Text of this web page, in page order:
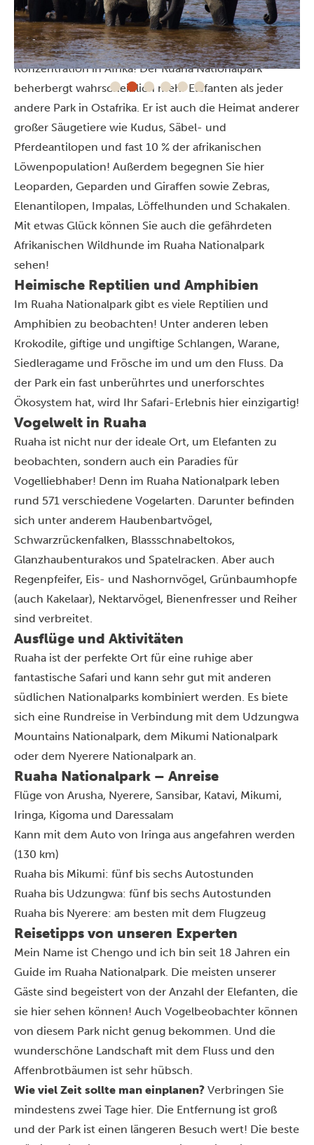
Tierwelt im Ruaha Nationalpark
Ruaha hat eine riesige Population afrikanischer
Elefanten. Einige halten diese für die größte
Konzentration in Afrika! Der Ruaha Nationalpark
beherbergt wahrscheinlich mehr Elefanten als jeder
andere Park in Ostafrika. Er ist auch die Heimat anderer
großer Säugetiere wie Kudus, Säbel- und
Pferdeantilopen und fast 10 % der afrikanischen
Löwenpopulation! Außerdem begegnen Sie hier
Leoparden, Geparden und Giraffen sowie Zebras,
Elenantilopen, Impalas, Löffelhunden und Schakalen.
Mit etwas Glück können Sie auch die gefährdeten
Afrikanischen Wildhunde im Ruaha Nationalpark
sehen!
Heimische Reptilien und Amphibien
Im Ruaha Nationalpark gibt es viele Reptilien und
Amphibien zu beobachten! Unter anderen leben
Krokodile, giftige und ungiftige Schlangen, Warane,
Siedleragame und Frösche im und um den Fluss. Da
der Park ein fast unberührtes und unerforschtes
Ökosystem hat, wird Ihr Safari-Erlebnis hier einzigartig!
Vogelwelt in Ruaha
Ruaha ist nicht nur der ideale Ort, um Elefanten zu
beobachten, sondern auch ein Paradies für
Vogelliebhaber! Denn im Ruaha Nationalpark leben
rund 571 verschiedene Vogelarten. Darunter befinden
sich unter anderem Haubenbartvögel,
Schwarzrückenfalken, Blassschnabeltokos,
Glanzhaubenturakos und Spatelracken. Aber auch
Regenpfeifer, Eis- und Nashornvögel, Grünbaumhopfe
(auch Kakelaar), Nektarvögel, Bienenfresser und Reiher
sind verbreitet.
Ausflüge und Aktivitäten
Ruaha ist der perfekte Ort für eine ruhige aber
fantastische Safari und kann sehr gut mit anderen
südlichen Nationalparks kombiniert werden. Es biete
sich eine Rundreise in Verbindung mit dem Udzungwa
Mountains Nationalpark, dem Mikumi Nationalpark
oder dem Nyerere Nationalpark an.
Ruaha Nationalpark – Anreise
Flüge von Arusha, Nyerere, Sansibar, Katavi, Mikumi,
Iringa, Kigoma und Daressalam
Kann mit dem Auto von Iringa aus angefahren werden
(130 km)
Ruaha bis Mikumi: fünf bis sechs Autostunden
Ruaha bis Udzungwa: fünf bis sechs Autostunden
Ruaha bis Nyerere: am besten mit dem Flugzeug
Reisetipps von unseren Experten
Mein Name ist Chengo und ich bin seit 18 Jahren ein
Guide im Ruaha Nationalpark. Die meisten unserer
Gäste sind begeistert von der Anzahl der Elefanten, die
sie hier sehen können! Auch Vogelbeobachter können
von diesem Park nicht genug bekommen. Und die
wunderschöne Landschaft mit dem Fluss und den
Affenbrotbäumen ist sehr hübsch.
Wie viel Zeit sollte man einplanen? Verbringen Sie
mindestens zwei Tage hier. Die Entfernung ist groß
und der Park ist einen längeren Besuch wert! Die beste